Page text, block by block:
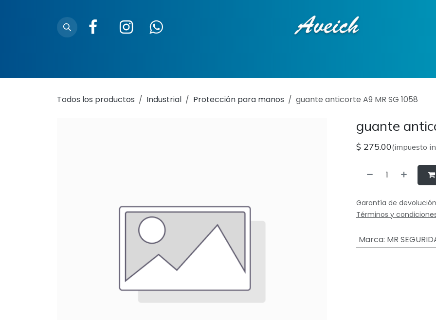
Todos los productos Industrial Protección para manos guante anticorte A9 MR SG 1058
guante
$ 275.00(impuesto
Garantía de
Términos y
Marca: MR